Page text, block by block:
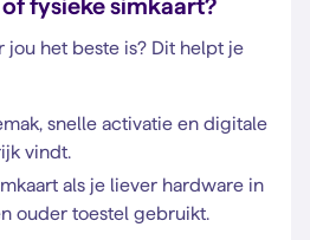
fysieke simkaart?
jou het beste is? Dit helpt je
snelle activatie en digitale
vindt.
als je liever hardware in
ouder toestel gebruikt.